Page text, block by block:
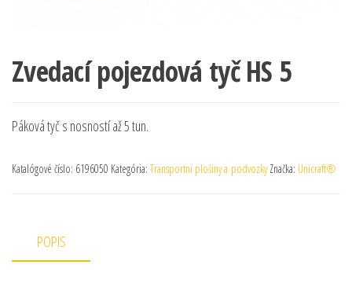
Zvedací pojezdová tyč HS 5
Páková tyč s nosností až 5 tun.
Katalógové číslo: 6196050 Kategória: Transportní plošiny a podvozky Značka: Unicraft®
POPIS